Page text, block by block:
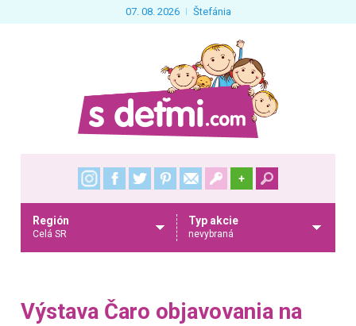
07. 08. 2026 Štefánia
+
Región
Celá SR
Typ akcie
nevybraná
Výstava Čaro objavovania na